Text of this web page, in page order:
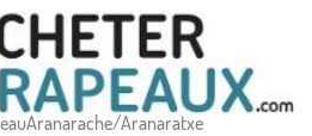
Aranaratxe